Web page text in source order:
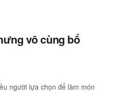
vô cùng bổ
người lựa chọn để làm món